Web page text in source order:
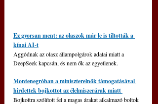
Ez gyorsan ment: az olaszok már le is tiltották a
kínai AI-t
Aggódnak az olasz állampolgárok adatai miatt a
DeepSeek kapcsán, és nem ők az egyetlenek.
Montenegróban a miniszterelnök támogatásával
hirdettek bojkottot az élelmiszerárak miatt
Bojkottra szólított fel a magas árakat alkalmazó boltok